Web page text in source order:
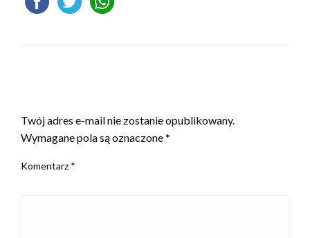
Twój adres e-mail nie zostanie opublikowany.
Wymagane pola są oznaczone*
Komentarz *